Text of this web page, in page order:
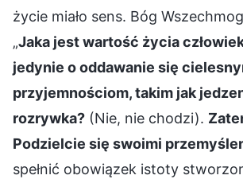
życie miało sens. Bóg
„Jaka jest wartość życia
jedynie o oddawanie się
przyjemnościom, takim jak
rozrywka? (Nie, nie chodzi).
Podzielcie się swoimi
spełnić obowiązek istoty